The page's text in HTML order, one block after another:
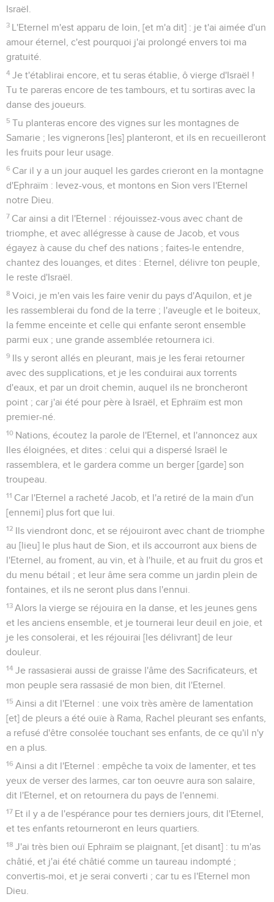
Israël.
3 L'Eternel m'est apparu de loin, [et m'a dit] : je t'ai aimée d'un
amour éternel, c'est pourquoi j'ai prolongé envers toi ma
gratuité.
4 Je t'établirai encore, et tu seras établie, ô vierge d'Israël !
Tu te pareras encore de tes tambours, et tu sortiras avec la
danse des joueurs.
5 Tu planteras encore des vignes sur les montagnes de
Samarie ; les vignerons [les] planteront, et ils en recueilleront
les fruits pour leur usage.
6 Car il y a un jour auquel les gardes crieront en la montagne
d'Ephraïm : levez-vous, et montons en Sion vers l'Eternel
notre Dieu.
7 Car ainsi a dit l'Eternel : réjouissez-vous avec chant de
triomphe, et avec allégresse à cause de Jacob, et vous
égayez à cause du chef des nations ; faites-le entendre,
chantez des louanges, et dites : Eternel, délivre ton peuple,
le reste d'Israël.
8 Voici, je m'en vais les faire venir du pays d'Aquilon, et je
les rassemblerai du fond de la terre ; l'aveugle et le boiteux,
la femme enceinte et celle qui enfante seront ensemble
parmi eux ; une grande assemblée retournera ici.
9 Ils y seront allés en pleurant, mais je les ferai retourner
avec des supplications, et je les conduirai aux torrents
d'eaux, et par un droit chemin, auquel ils ne broncheront
point ; car j'ai été pour père à Israël, et Ephraïm est mon
premier-né.
10 Nations, écoutez la parole de l'Eternel, et l'annoncez aux
Iles éloignées, et dites : celui qui a dispersé Israël le
rassemblera, et le gardera comme un berger [garde] son
troupeau.
11 Car l'Eternel a racheté Jacob, et l'a retiré de la main d'un
[ennemi] plus fort que lui.
12 Ils viendront donc, et se réjouiront avec chant de triomphe
au [lieu] le plus haut de Sion, et ils accourront aux biens de
l'Eternel, au froment, au vin, et à l'huile, et au fruit du gros et
du menu bétail ; et leur âme sera comme un jardin plein de
fontaines, et ils ne seront plus dans l'ennui.
13 Alors la vierge se réjouira en la danse, et les jeunes gens
et les anciens ensemble, et je tournerai leur deuil en joie, et
je les consolerai, et les réjouirai [les délivrant] de leur
douleur.
14 Je rassasierai aussi de graisse l'âme des Sacrificateurs, et
mon peuple sera rassasié de mon bien, dit l'Eternel.
15 Ainsi a dit l'Eternel : une voix très amère de lamentation
[et] de pleurs a été ouïe à Rama, Rachel pleurant ses enfants,
a refusé d'être consolée touchant ses enfants, de ce qu'il n'y
en a plus.
16 Ainsi a dit l'Eternel : empêche ta voix de lamenter, et tes
yeux de verser des larmes, car ton oeuvre aura son salaire,
dit l'Eternel, et on retournera du pays de l'ennemi.
17 Et il y a de l'espérance pour tes derniers jours, dit l'Eternel,
et tes enfants retourneront en leurs quartiers.
18 J'ai très bien ouï Ephraïm se plaignant, [et disant] : tu m'as
châtié, et j'ai été châtié comme un taureau indompté ;
convertis-moi, et je serai converti ; car tu es l'Eternel mon
Dieu.